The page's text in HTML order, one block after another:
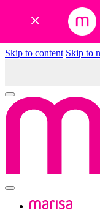
Skip to content Skip to